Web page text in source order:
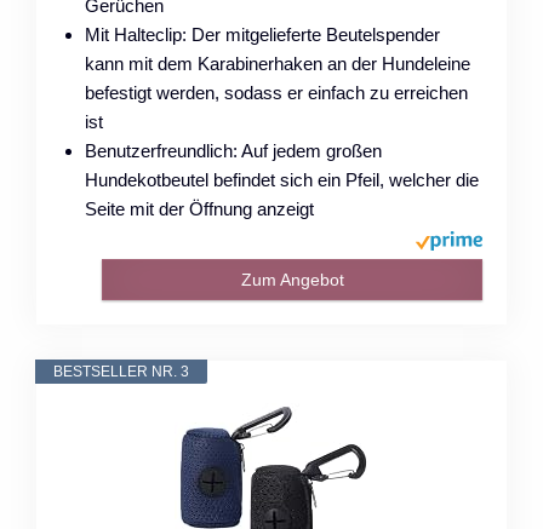
Gerüchen
Mit Halteclip: Der mitgelieferte Beutelspender
kann mit dem Karabinerhaken an der Hundeleine
befestigt werden, sodass er einfach zu erreichen
ist
Benutzerfreundlich: Auf jedem großen
Hundekotbeutel befindet sich ein Pfeil, welcher die
Seite mit der Öffnung anzeigt
Zum Angebot
BESTSELLER NR. 3